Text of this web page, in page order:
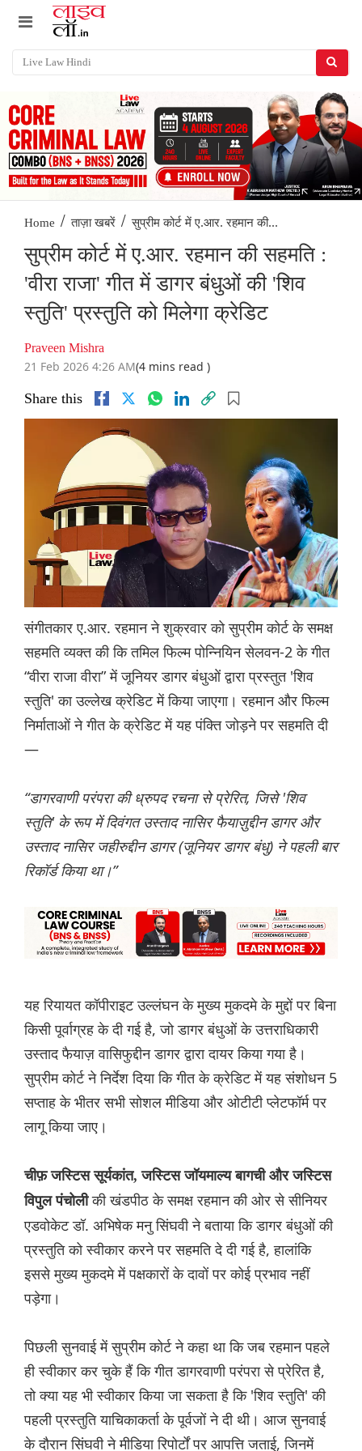
Home / ताज़ा खबरें / सुप्रीम कोर्ट में ए.आर. रहमान की...
सुप्रीम कोर्ट में ए.आर. रहमान की सहमति :
'वीरा राजा' गीत में डागर बंधुओं की 'शिव
स्तुति' प्रस्तुति को मिलेगा क्रेडिट
Praveen Mishra
21 Feb 2026 4:26 AM(4 mins read )
Share this
संगीतकार ए.आर. रहमान ने शुक्रवार को सुप्रीम कोर्ट के समक्ष
सहमति व्यक्त की कि तमिल फिल्म पोन्नियिन सेलवन-2 के गीत
“वीरा राजा वीरा” में जूनियर डागर बंधुओं द्वारा प्रस्तुत 'शिव
स्तुति' का उल्लेख क्रेडिट में किया जाएगा। रहमान और फिल्म
निर्माताओं ने गीत के क्रेडिट में यह पंक्ति जोड़ने पर सहमति दी
—
“डागरवाणी परंपरा की ध्रुपद रचना से प्रेरित, जिसे 'शिव
स्तुति' के रूप में दिवंगत उस्ताद नासिर फैयाज़ुद्दीन डागर और
उस्ताद नासिर जहीरुद्दीन डागर (जूनियर डागर बंधु) ने पहली बार
रिकॉर्ड किया था।”
यह रियायत कॉपीराइट उल्लंघन के मुख्य मुकदमे के मुद्दों पर बिना
किसी पूर्वाग्रह के दी गई है, जो डागर बंधुओं के उत्तराधिकारी
उस्ताद फैयाज़ वासिफुद्दीन डागर द्वारा दायर किया गया है।
सुप्रीम कोर्ट ने निर्देश दिया कि गीत के क्रेडिट में यह संशोधन 5
सप्ताह के भीतर सभी सोशल मीडिया और ओटीटी प्लेटफॉर्म पर
लागू किया जाए।
चीफ़ जस्टिस सूर्यकांत, जस्टिस जॉयमाल्य बागची और जस्टिस
विपुल पंचोलीकी खंडपीठ के समक्ष रहमान की ओर से सीनियर
एडवोकेट डॉ. अभिषेक मनु सिंघवी ने बताया कि डागर बंधुओं की
प्रस्तुति को स्वीकार करने पर सहमति दे दी गई है, हालांकि
इससे मुख्य मुकदमे में पक्षकारों के दावों पर कोई प्रभाव नहीं
पड़ेगा।
पिछली सुनवाई में सुप्रीम कोर्ट ने कहा था कि जब रहमान पहले
ही स्वीकार कर चुके हैं कि गीत डागरवाणी परंपरा से प्रेरित है,
तो क्या यह भी स्वीकार किया जा सकता है कि 'शिव स्तुति' की
पहली प्रस्तुति याचिकाकर्ता के पूर्वजों ने दी थी। आज सुनवाई
के दौरान सिंघवी ने मीडिया रिपोर्टों पर आपत्ति जताई, जिनमें